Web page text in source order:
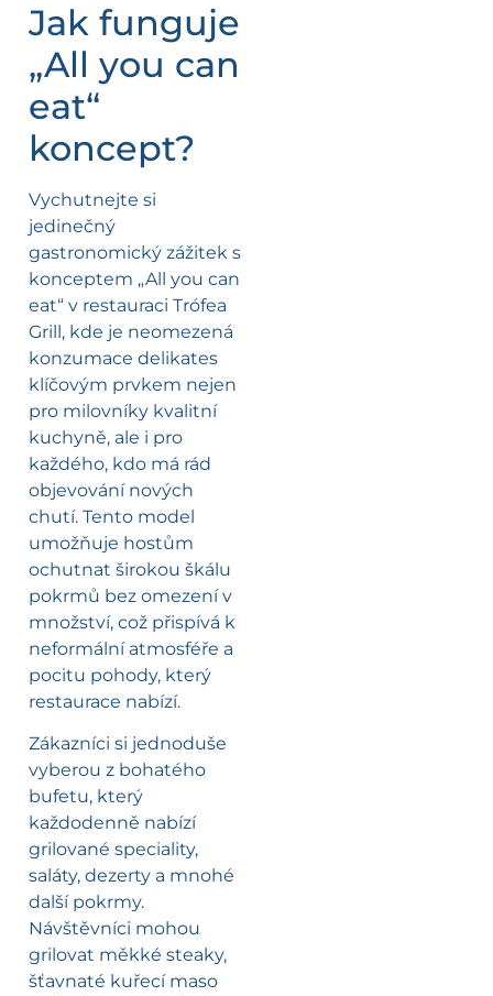
Jak funguje
„All you can
eat“
koncept?
Vychutnejte si
jedinečný
gastronomický zážitek s
konceptem „All you can
eat“ v restauraci Trófea
Grill, kde je neomezená
konzumace delikates
klíčovým prvkem nejen
pro milovníky kvalitní
kuchyně, ale i pro
každého, kdo má rád
objevování nových
chutí. Tento model
umožňuje hostům
ochutnat širokou škálu
pokrmů bez omezení v
množství, což přispívá k
neformální atmosféře a
pocitu pohody, který
restaurace nabízí.
Zákazníci si jednoduše
vyberou z bohatého
bufetu, který
každodenně nabízí
grilované speciality,
saláty, dezerty a mnohé
další pokrmy.
Návštěvníci mohou
grilovat měkké steaky,
šťavnaté kuřecí maso